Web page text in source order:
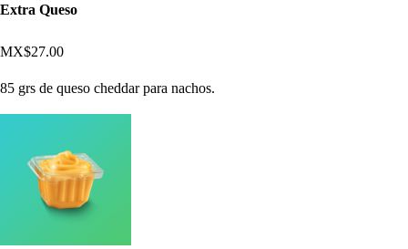
Extra Queso
MX$27.00
85 grs de queso cheddar para nachos.